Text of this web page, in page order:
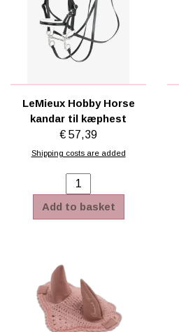
LeMieux Hobby Horse
kandar til kæphest
€ 57,39
Shipping costs are added
Add to basket